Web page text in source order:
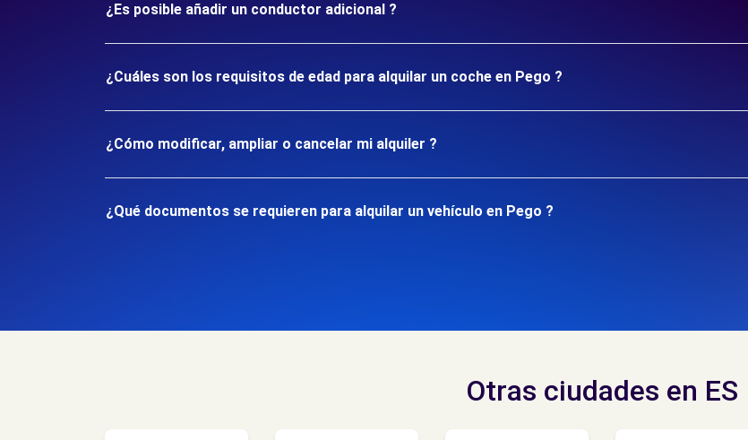
¿Es posible añadir un conductor adicional ?
¿Cuáles son los requisitos de edad para alquilar un coche en Pego ?
¿Cómo modificar, ampliar o cancelar mi alquiler ?
¿Qué documentos se requieren para alquilar un vehículo en Pego ?
Otras ciudades en ES